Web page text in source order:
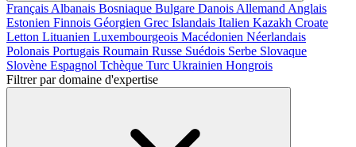
Français Albanais Bosniaque Bulgare Danois Allemand Anglais
Estonien Finnois Géorgien Grec Islandais Italien Kazakh Croate
Letton Lituanien Luxembourgeois Macédonien Néerlandais
Polonais Portugais Roumain Russe Suédois Serbe Slovaque
Slovène Espagnol Tchèque Turc Ukrainien Hongrois
Filtrer par domaine d'expertise